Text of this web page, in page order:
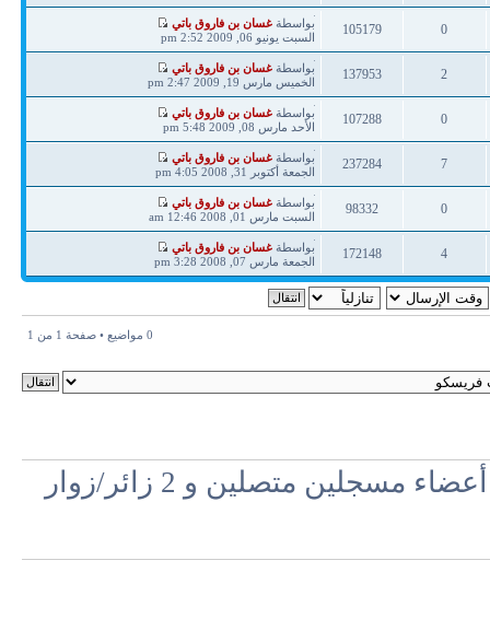
ردود
مشاهدات
0
ردود
105179
مشاهدات
آخر
مشاركة
بواسطةغسان بن فاروق باتي
السبت يونيو 06, 2009 2:52 pm
2
ردود
137953
مشاهدات
آخر
مشاركة
بواسطةغسان بن فاروق باتي
الخميس مارس 19, 2009 2:47 pm
0
ردود
107288
مشاهدات
آخر
مشاركة
بواسطةغسان بن فاروق باتي
الأحد مارس 08, 2009 5:48 pm
7
ردود
237284
مشاهدات
آخر
مشاركة
بواسطةغسان بن فاروق باتي
الجمعة أكتوبر 31, 2008 4:05 pm
0
ردود
98332
مشاهدات
آخر
مشاركة
بواسطةغسان بن فاروق باتي
السبت مارس 01, 2008 12:46 am
4
ردود
172148
مشاهدات
آخر
مشاركة
بواسطةغسان بن فاروق باتي
الجمعة مارس 07, 2008 3:28 pm
0 مواضيع • صفحة 1 من 1
متصلين و 2 زائر/زوار